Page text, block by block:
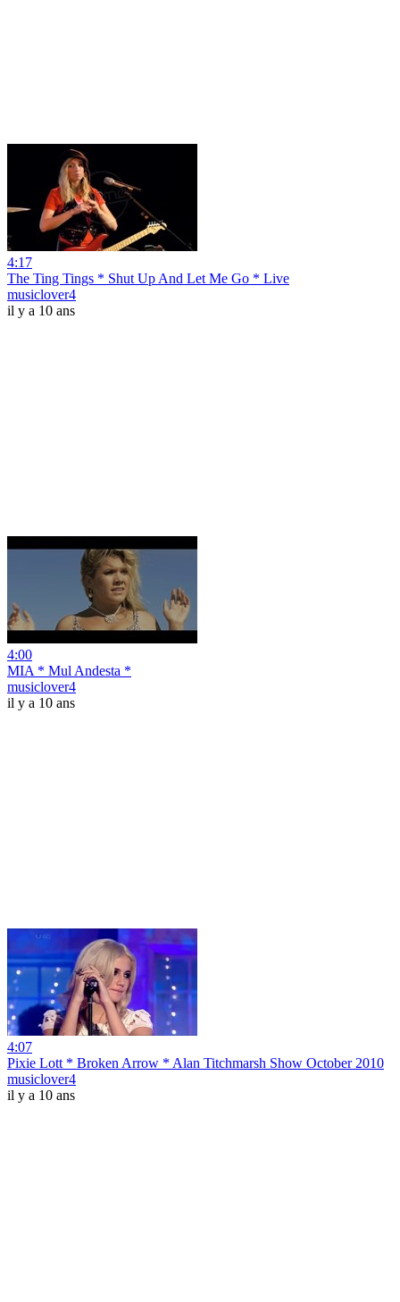
4:17
The Ting Tings * Shut Up And Let Me Go * Live
musiclover4
il y a 10 ans
4:00
MIA * Mul Andesta *
musiclover4
il y a 10 ans
4:07
Pixie Lott * Broken Arrow * Alan Titchmarsh Show October 2010
musiclover4
il y a 10 ans